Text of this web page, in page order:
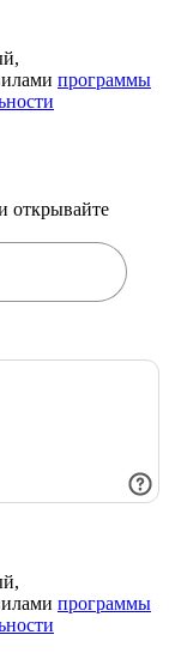
программы
открывайте
программы